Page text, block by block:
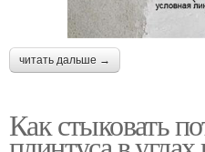
читать дальше →
Как стыковать